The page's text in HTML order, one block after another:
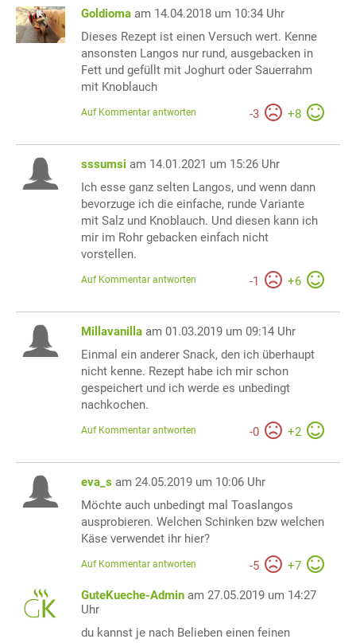
Goldioma am 14.04.2018 um 10:34 Uhr
Dieses Rezept ist einen Versuch wert. Kenne
ansonsten Langos nur rund, ausgebacken in
Fett und gefüllt mit Joghurt oder Sauerrahm
mit Knoblauch
-3 +8
Auf Kommentar antworten
sssumsi am 14.01.2021 um 15:26 Uhr
Ich esse ganz selten Langos, und wenn dann
bevorzuge ich die einfache, runde Variante
mit Salz und Knoblauch. Und diesen kann ich
mir im Rohr gebacken einfach nicht
vorstellen.
-1 +6
Auf Kommentar antworten
Millavanilla am 01.03.2019 um 09:14 Uhr
Einmal ein anderer Snack, den ich überhaupt
nicht kenne. Rezept habe ich mir schon
gespeichert und ich werde es unbedingt
nachkochen.
-0 +2
Auf Kommentar antworten
eva_s am 24.05.2019 um 10:06 Uhr
Möchte auch unbedingt mal Toaslangos
ausprobieren. Welchen Schinken bzw welchen
Käse verwendet ihr hier?
-5 +7
Auf Kommentar antworten
GuteKueche-Admin am 27.05.2019 um 14:27
Uhr
du kannst je nach Belieben einen feinen